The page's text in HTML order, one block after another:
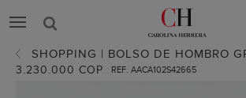
SHOPPING | BOLSO DE HOMBRO
3.230.000 COP REF. AACA102S42665